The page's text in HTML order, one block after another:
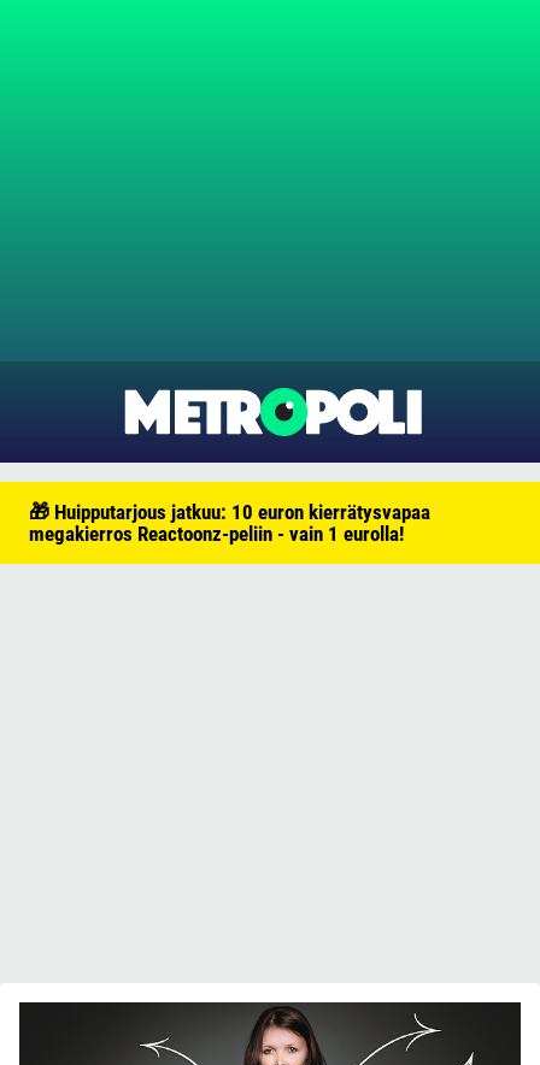
🎁 Huipputarjous jatkuu: 10 euron kierrätysvapaa
megakierros Reactoonz-peliin - vain 1 eurolla!